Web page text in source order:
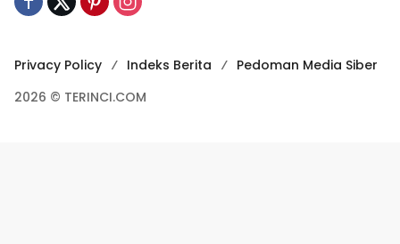
Privacy Policy Indeks Berita
Pedoman Media Siber
2026 © TERINCI.COM